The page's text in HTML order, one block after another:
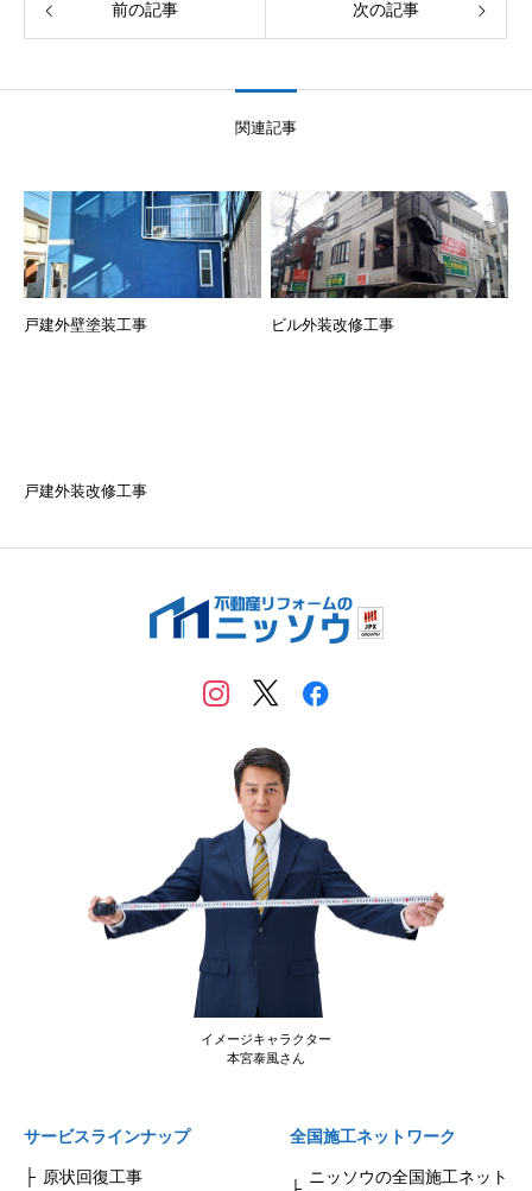
前の記事 次の記事
関連記事
戸建外壁塗装工事 ビル外装改修工事
戸建外装改修工事
イメージキャラクター
本宮泰風さん
サービスラインナップ
原状回復工事
全国施工ネットワーク
ニッソウの全国施工ネット